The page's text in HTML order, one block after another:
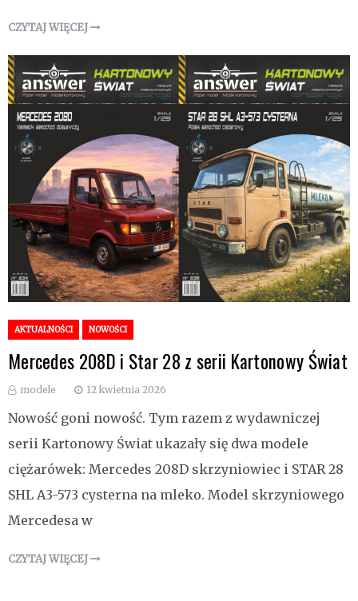
CZYTAJ WIĘCEJ
AKTUALNOŚCI NOWOŚCI
Mercedes 208D i Star 28 z serii Kartonowy Świat
modele 12 kwietnia 2026
Nowość goni nowość. Tym razem z wydawniczej
serii Kartonowy Świat ukazały się dwa modele
ciężarówek: Mercedes 208D skrzyniowiec i STAR 28
SHL A3-573 cysterna na mleko. Model skrzyniowego
Mercedesa w
CZYTAJ WIĘCEJ